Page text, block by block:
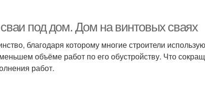
под дом. Дом на винтовых сваях
благодаря которому многие строители
объёме работ по его обустройству. Что
работ.